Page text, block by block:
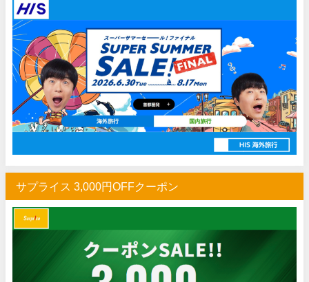
サプライス 3,000円OFFクーポン